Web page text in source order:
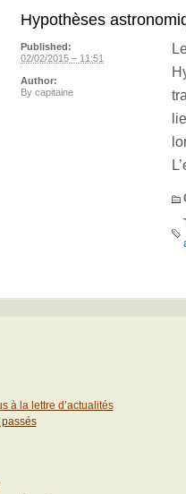
Hypothèses
Published:
02/02/2015 – 11:51
Author:
By capitaine
à la lettre d’actualités